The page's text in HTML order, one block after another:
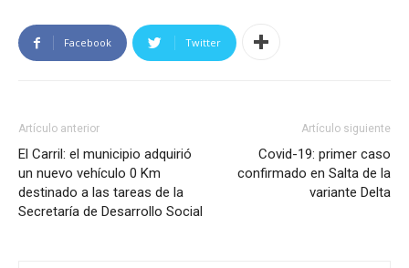
Facebook Twitter
Artículo anterior
El Carril: el municipio adquirió
un nuevo vehículo 0 Km
destinado a las tareas de la
Secretaría de Desarrollo Social
Artículo siguiente
Covid-19: primer caso
confirmado en Salta de la
variante Delta